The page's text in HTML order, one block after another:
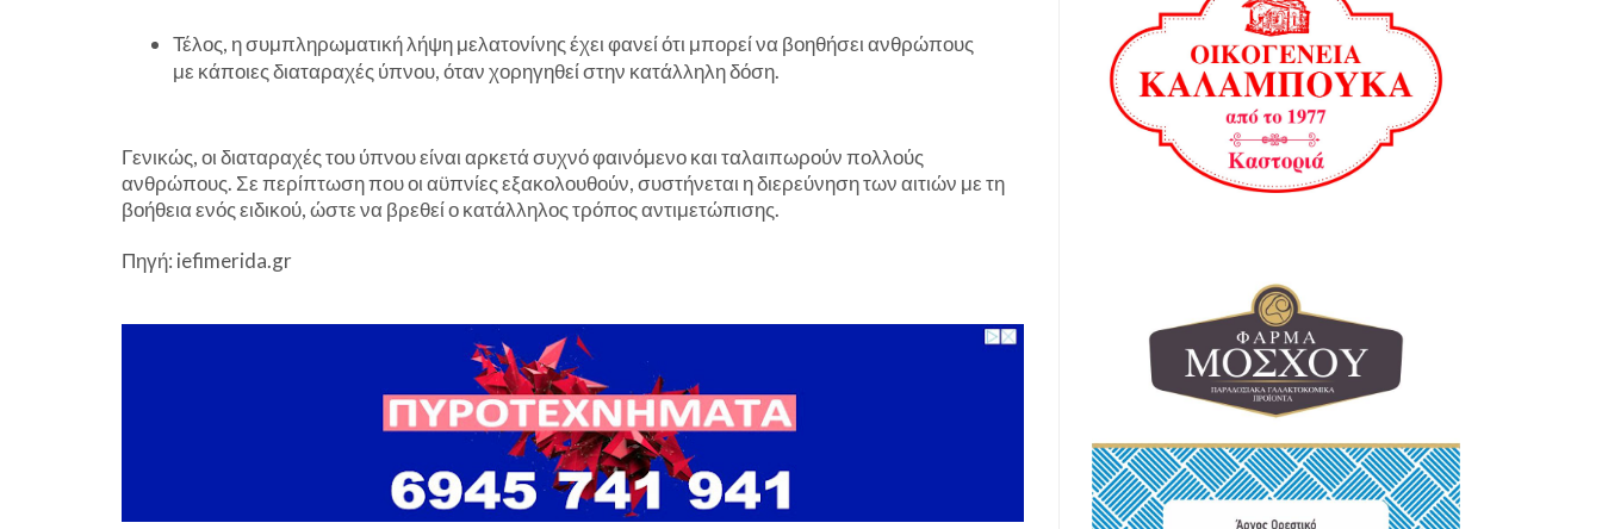
Τέλος, η συμπληρωματική λήψη μελατονίνης έχει φανεί ότι μπορεί να βοηθήσει ανθρώπους
με κάποιες διαταραχές ύπνου, όταν χορηγηθεί στην κατάλληλη δόση.
Γενικώς, οι διαταραχές του ύπνου είναι αρκετά συχνό φαινόμενο και ταλαιπωρούν πολλούς
ανθρώπους. Σε περίπτωση που οι αϋπνίες εξακολουθούν, συστήνεται η διερεύνηση των αιτιών με τη
βοήθεια ενός ειδικού, ώστε να βρεθεί ο κατάλληλος τρόπος αντιμετώπισης.
Πηγή: iefimerida.gr